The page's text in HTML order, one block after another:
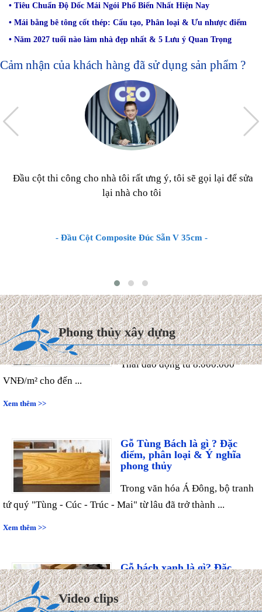
• Tiêu Chuẩn Độ Dốc Mái Ngói Phổ Biến Nhất Hiện Nay
• Mái bằng bê tông cốt thép: Cấu tạo, Phân loại & Ưu nhược điểm
• Năm 2027 tuổi nào làm nhà đẹp nhất & 5 Lưu ý Quan Trọng
Cảm nhận của khách hàng đã sử dụng sản phẩm ?
Đầu cột thi công cho nhà tôi rất ưng ý, tôi sẽ gọi lại để sửa
lại nhà cho tôi
- Đầu Cột Composite Đúc Sẵn V 35cm -
Phong thủy xây dựng
thiện Biệt thự mái Thái 2027
Hiện nay, chi phí thi công hoàn
thiện trọn gói biệt thự mái
Thái dao động từ 8.000.000
VNĐ/m² cho đến ...
Gỗ Tùng Bách là gì ? Đặc
điểm, phân loại & Ý nghĩa
phong thủy
Trong văn hóa Á Đông, bộ tranh
Gỗ bách xanh là gì? Đặc
điểm, ý nghĩa phong thủy vạn
niên
Trong thế giới mộc hương cao
Video clips